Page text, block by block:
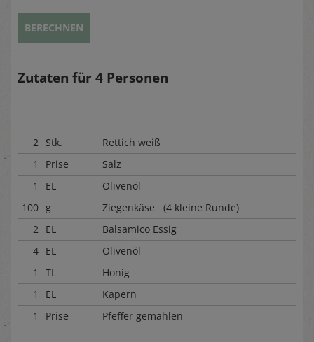
BERECHNEN
Zutaten für 4 Personen
2 Stk.
Rettich weiß
1
Prise
Salz
1
EL
Olivenöl
100 g
Ziegenkäse (4 kleine Runde)
2 EL
Balsamico Essig
4 EL
Olivenöl
1
TL
Honig
1
EL
Kapern
1
Prise Pfeffer gemahlen